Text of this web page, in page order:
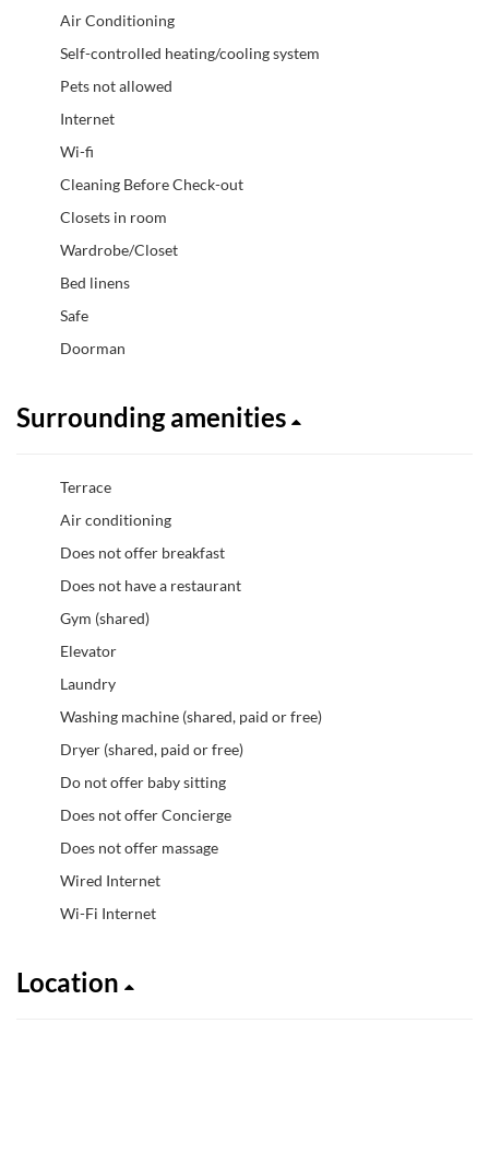
Air Conditioning
Self-controlled heating/cooling system
Pets not allowed
Internet
Wi-fi
Cleaning Before Check-out
Closets in room
Wardrobe/Closet
Bed linens
Safe
Doorman
Surrounding amenities
Terrace
Air conditioning
Does not offer breakfast
Does not have a restaurant
Gym (shared)
Elevator
Laundry
Washing machine (shared, paid or free)
Dryer (shared, paid or free)
Do not offer baby sitting
Does not offer Concierge
Does not offer massage
Wired Internet
Wi-Fi Internet
Location